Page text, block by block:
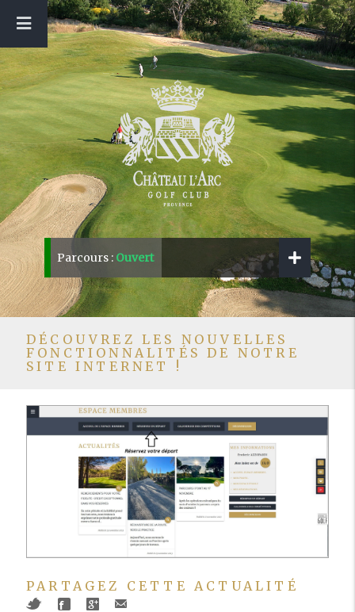
Parcours : Ouvert
DÉCOUVREZ LES NOUVELLES
FONCTIONNALITÉS DE NOTRE
SITE INTERNET !
PARTAGEZ CETTE ACTUALITÉ